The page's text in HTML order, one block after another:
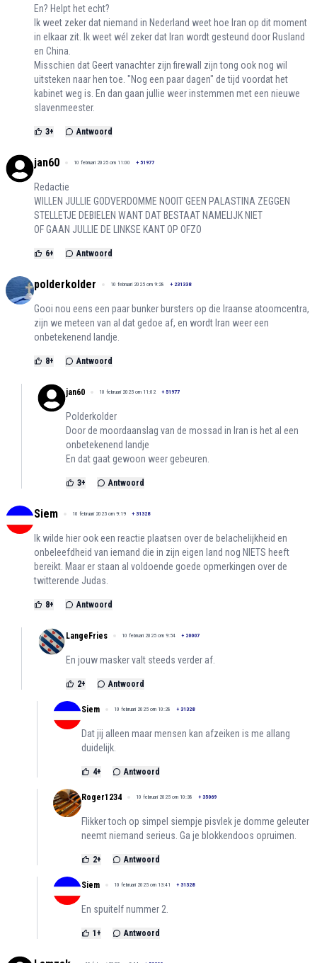
En? Helpt het echt?
Ik weet zeker dat niemand in Nederland weet hoe Iran op dit moment
in elkaar zit. Ik weet wél zeker dat Iran wordt gesteund door Rusland
en China.
Misschien dat Geert vanachter zijn firewall zijn tong ook nog wil
uitsteken naar hen toe. "Nog een paar dagen" de tijd voordat het
kabinet weg is. En dan gaan jullie weer instemmen met een nieuwe
slavenmeester.
3+ Antwoord
jan60 10 februari 2025 om 11:00 + 51977
Redactie
WILLEN JULLIE GODVERDOMME NOOIT GEEN PALASTINA ZEGGEN
STELLETJE DEBIELEN WANT DAT BESTAAT NAMELIJK NIET
OF GAAN JULLIE DE LINKSE KANT OP OFZO
6+ Antwoord
polderkolder 10 februari 2025 om 9:28 + 231338
Gooi nou eens een paar bunker bursters op die Iraanse atoomcentra,
zijn we meteen van al dat gedoe af, en wordt Iran weer een
onbetekenend landje.
8+ Antwoord
jan60 10 februari 2025 om 11:02 + 51977
Polderkolder
Door de moordaanslag van de mossad in Iran is het al een
onbetekenend landje
En dat gaat gewoon weer gebeuren.
3+ Antwoord
Siem 10 februari 2025 om 9:19 + 31328
Ik wilde hier ook een reactie plaatsen over de belachelijkheid en
onbeleefdheid van iemand die in zijn eigen land nog NIETS heeft
bereikt. Maar er staan al voldoende goede opmerkingen over de
twitterende Judas.
8+ Antwoord
LangeFries 10 februari 2025 om 9:54 + 20007
En jouw masker valt steeds verder af.
2+ Antwoord
Siem 10 februari 2025 om 10:28 + 31328
Dat jij alleen maar mensen kan afzeiken is me allang
duidelijk.
4+ Antwoord
Roger1234 10 februari 2025 om 10:38 + 35069
Flikker toch op simpel siempje pisvlek je domme geleuter
neemt niemand serieus. Ga je blokkendoos opruimen.
2+ Antwoord
Siem 10 februari 2025 om 13:41 + 31328
En spuitelf nummer 2.
1+ Antwoord